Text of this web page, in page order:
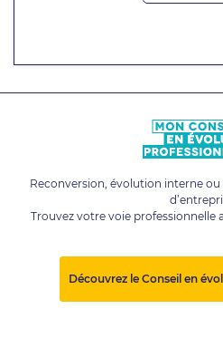
Reconversion, évolution interne
Trouvez votre voie professionnelle
Découvrez le Conseil en